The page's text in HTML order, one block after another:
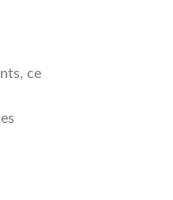
ce